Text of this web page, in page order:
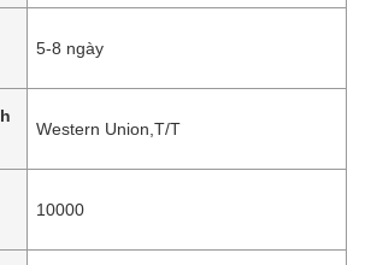
5-8 ngày
Western Union,T/T
10000